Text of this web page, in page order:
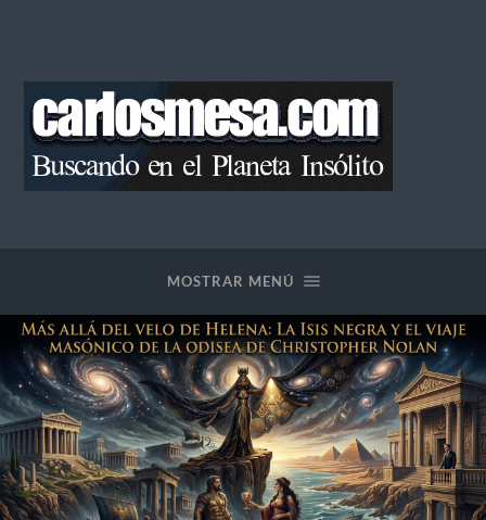
MOSTRAR MENÚ